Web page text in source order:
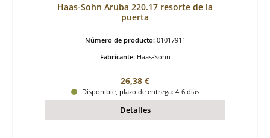
Haas-Sohn Aruba 220.17 resorte de la
puerta
Número de producto: 01017911
Fabricante: Haas-Sohn
Precio normal:
26,38 €
Disponible, plazo de entrega: 4-6 días
Detalles